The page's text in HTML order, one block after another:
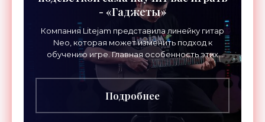
- «Гаджеты»
Компания Litejam представила линейку гитар
Neo, которая может изменить подход к
обучению игре. Главная особенность этих
инструментов – встроенная RGB-подсветка
грифа. Светодиоды
Подробнее